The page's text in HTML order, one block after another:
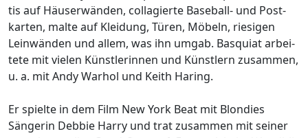
tis auf Häuser­wän­den, colla­gierte Base­ball- und Post­
kar­ten, malte auf Klei­dung, Türen, Möbeln, riesi­gen
Lein­wän­den und allem, was ihn umgab. Basquiat arbei­
tete mit vielen Künst­le­rin­nen und Künst­lern zusam­men,
u. a. mit Andy Warhol und Keith Haring.
Er spielte in dem Film New York Beat mit Blon­dies
Sänge­rin Debbie Harry und trat zusam­men mit seiner